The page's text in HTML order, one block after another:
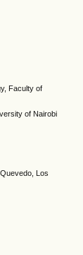
Faculty of
of Nairobi
Los